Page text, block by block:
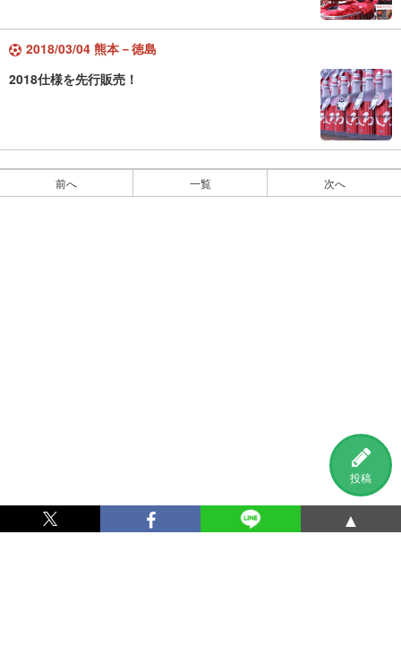
投稿
2018/03/04 熊本－徳島
2018仕様を先行販売！
前へ 一覧 次へ
▲